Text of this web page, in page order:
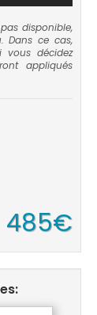
disponible,
Dans ce cas,
vous décidez
appliqués
485€